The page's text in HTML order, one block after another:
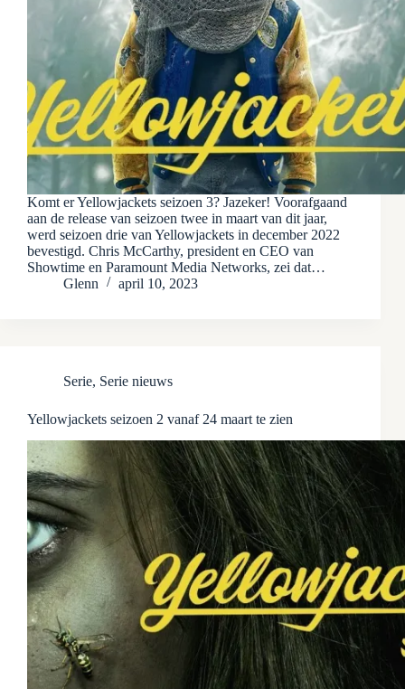
Komt er Yellowjackets seizoen 3? Jazeker! Voorafgaand
aan de release van seizoen twee in maart van dit jaar,
werd seizoen drie van Yellowjackets in december 2022
bevestigd. Chris McCarthy, president en CEO van
Showtime en Paramount Media Networks, zei dat…
Glenn
april 10, 2023
Serie, Serie nieuws
Yellowjackets seizoen 2 vanaf 24 maart te zien